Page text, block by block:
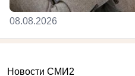
08.08.2026
Новости СМИ2